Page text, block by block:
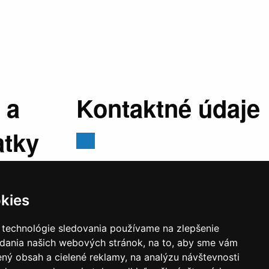
sledovania používame na zlepšenie
našich webových stránok, na to, aby sme vám
obsah a cielené reklamy, na analýzu návštevnosti
07:30 -
- 17:00
Kontaktné údaje
IČO:00314676
DIČ:2020571707